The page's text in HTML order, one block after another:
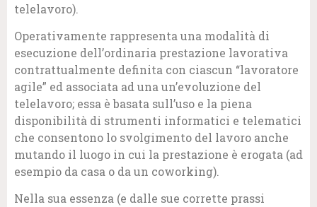
telelavoro).
Operativamente rappresenta una modalità di
esecuzione dell’ordinaria prestazione lavorativa
contrattualmente definita con ciascun “lavoratore
agile” ed associata ad una un’evoluzione del
telelavoro; essa è basata sull’uso e la piena
disponibilità di strumenti informatici e telematici
che consentono lo svolgimento del lavoro anche
mutando il luogo in cui la prestazione è erogata (ad
esempio da casa o da un coworking).
Nella sua essenza (e dalle sue corrette prassi